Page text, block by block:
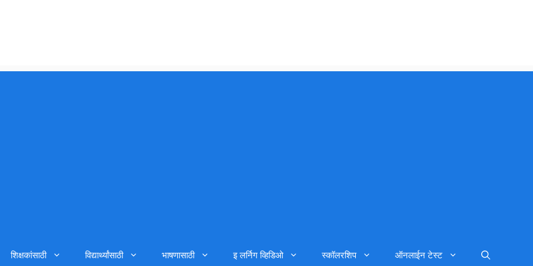
शिक्षकांसाठी विद्यार्थ्यांसाठी भाषणासाठी इ लर्निग व्हिडिओ स्कॉलरशिप ऑनलाईन टेस्ट